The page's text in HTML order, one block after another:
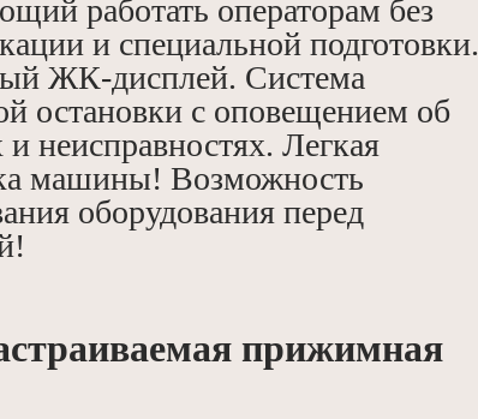
работать операторам без
и специальной подготовки.
ЖК-дисплей. Система
остановки с оповещением об
неисправностях. Легкая
машины! Возможность
оборудования перед
прижимная